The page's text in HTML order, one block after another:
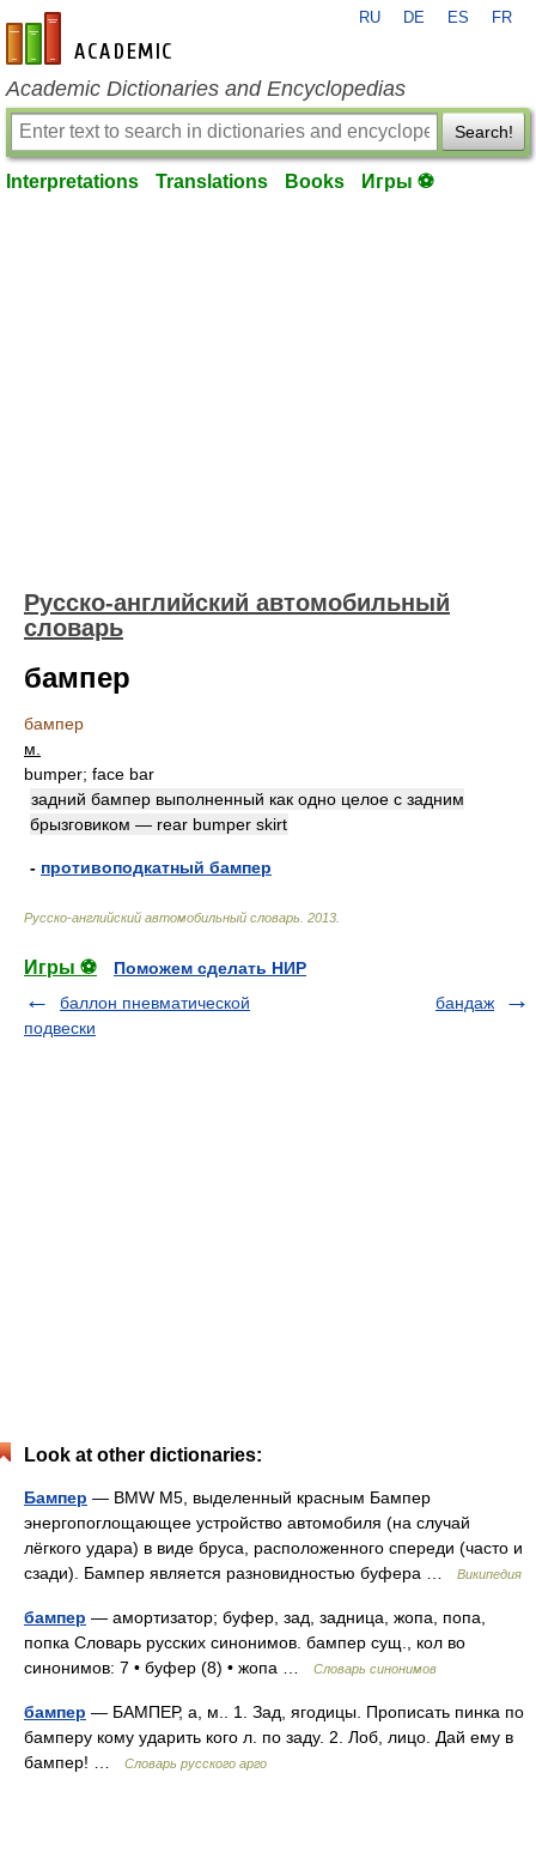
en-academic.com
RU DE ES FR
Academic Dictionaries and Encyclopedias
Search!
Interpretations Translations Books Игры ⚽
Русско-английский автомобильный
словарь
бампер
бампер
м.
bumper; face bar
задний бампер выполненный как одно целое с задним
брызговиком — rear bumper skirt
- противоподкатный бампер
Русско-английский автомобильный словарь 2013
Игры ⚽
Поможем сделать НИР
баллон пневматической
подвески
бандаж
Look at other dictionaries:
Бампер — BMW M5, выделенный красным Бампер
энергопоглощающее устройство автомобиля (на случай
лёгкого удара) в виде бруса, расположенного спереди (часто и
сзади). Бампер является разновидностью буфера …
Википедия
бампер — амортизатор; буфер, зад, задница, жопа, попа,
попка Словарь русских синонимов. бампер сущ., кол во
синонимов: 7 • буфер (8) • жопа …
Словарь синонимов
бампер — БАМПЕР, а, м.. 1. Зад, ягодицы. Прописать пинка по
бамперу кому ударить кого л. по заду. 2. Лоб, лицо. Дай ему в
бампер! …
Словарь русского арго